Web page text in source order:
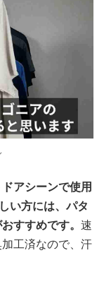
アシーンで使用
い方には、パタ
すすめです。 速
工済なので、汗